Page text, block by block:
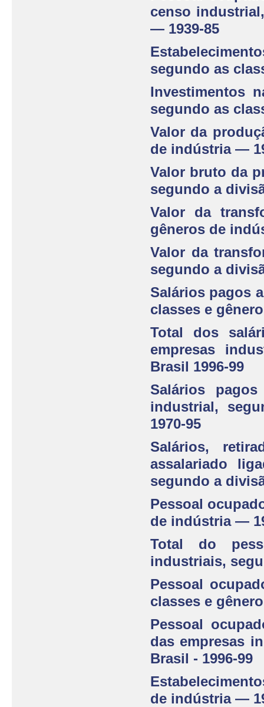
censo
— 1939-85
segundo as
Investimentos
segundo as
Valor da
de indústria —
Valor bruto da
segundo a
Valor da
gêneros de
Valor da
segundo a
Salários pagos
classes e
Total dos
empresas
Brasil 1996-99
Salários
industrial,
1970-95
Salários,
assalariado
segundo a
Pessoal
de indústria —
Total do
industriais,
Pessoal
classes e
Pessoal
das empresas
Brasil - 1996-99
de indústria —